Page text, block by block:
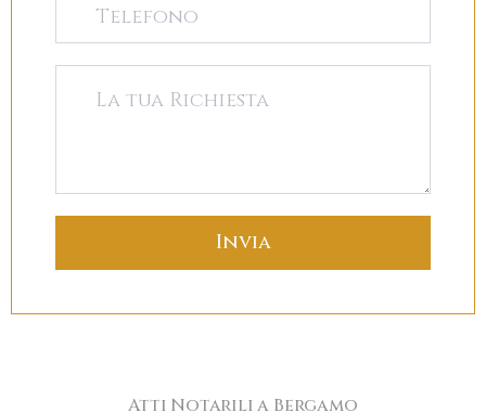
Atti Notarili a Bergamo